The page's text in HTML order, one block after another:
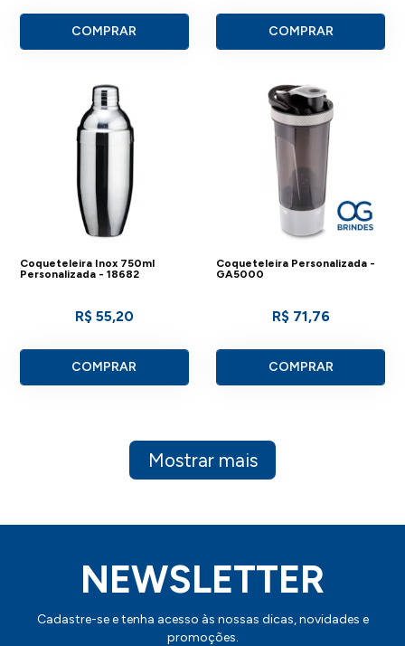
COMPRAR COMPRAR
Coqueteleira Inox 750ml
Personalizada - 18682
R$ 55,20
COMPRAR
Coqueteleira Personalizada -
GA5000
R$ 71,76
COMPRAR
Mostrar mais
NEWSLETTER
Cadastre-se e tenha acesso às nossas dicas, novidades e
promoções.